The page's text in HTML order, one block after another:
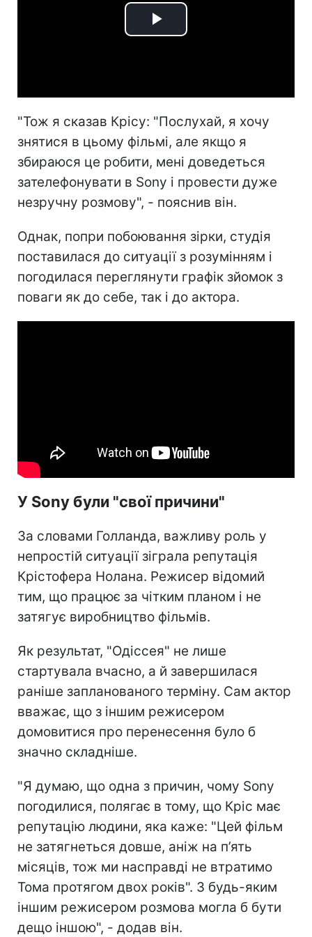
Play
"Тож я сказав Крісу: "Послухай, я хочу
знятися в цьому фільмі, але якщо я
збираюся це робити, мені доведеться
зателефонувати в Sony і провести дуже
незручну розмову", - пояснив він.
Однак, попри побоювання зірки, студія
поставилася до ситуації з розумінням і
погодилася переглянути графік зйомок з
поваги як до себе, так і до актора.
У Sony були "свої причини"
За словами Голланда, важливу роль у
непростій ситуації зіграла репутація
Крістофера Нолана. Режисер відомий
тим, що працює за чітким планом і не
затягує виробництво фільмів.
Як результат, "Одіссея" не лише
стартувала вчасно, а й завершилася
раніше запланованого терміну. Сам актор
вважає, що з іншим режисером
домовитися про перенесення було б
значно складніше.
"Я думаю, що одна з причин, чому Sony
погодилися, полягає в тому, що Кріс має
репутацію людини, яка каже: "Цей фільм
не затягнеться довше, аніж на п’ять
місяців, тож ми насправді не втратимо
Тома протягом двох років". З будь-яким
іншим режисером розмова могла б бути
дещо іншою", - додав він.